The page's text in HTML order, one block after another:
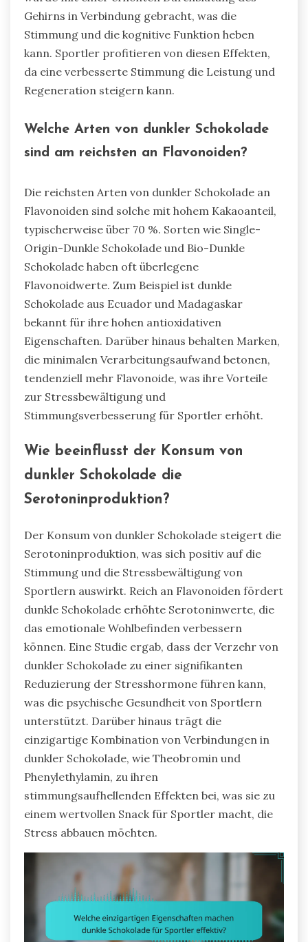
Gehirns in Verbindung gebracht, was die
Stimmung und die kognitive Funktion heben
kann. Sportler profitieren von diesen Effekten,
da eine verbesserte Stimmung die Leistung und
Regeneration steigern kann.
Welche Arten von dunkler Schokolade
sind am reichsten an Flavonoiden?
Die reichsten Arten von dunkler Schokolade an
Flavonoiden sind solche mit hohem Kakaoanteil,
typischerweise über 70 %. Sorten wie Single-
Origin-Dunkle Schokolade und Bio-Dunkle
Schokolade haben oft überlegene
Flavonoidwerte. Zum Beispiel ist dunkle
Schokolade aus Ecuador und Madagaskar
bekannt für ihre hohen antioxidativen
Eigenschaften. Darüber hinaus behalten Marken,
die minimalen Verarbeitungsaufwand betonen,
tendenziell mehr Flavonoide, was ihre Vorteile
zur Stressbewältigung und
Stimmungsverbesserung für Sportler erhöht.
Wie beeinflusst der Konsum von
dunkler Schokolade die
Serotoninproduktion?
Der Konsum von dunkler Schokolade steigert die
Serotoninproduktion, was sich positiv auf die
Stimmung und die Stressbewältigung von
Sportlern auswirkt. Reich an Flavonoiden fördert
dunkle Schokolade erhöhte Serotoninwerte, die
das emotionale Wohlbefinden verbessern
können. Eine Studie ergab, dass der Verzehr von
dunkler Schokolade zu einer signifikanten
Reduzierung der Stresshormone führen kann,
was die psychische Gesundheit von Sportlern
unterstützt. Darüber hinaus trägt die
einzigartige Kombination von Verbindungen in
dunkler Schokolade, wie Theobromin und
Phenylethylamin, zu ihren
stimmungsaufhellenden Effekten bei, was sie zu
einem wertvollen Snack für Sportler macht, die
Stress abbauen möchten.